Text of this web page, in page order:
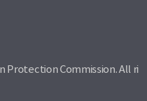
Commission. All ri